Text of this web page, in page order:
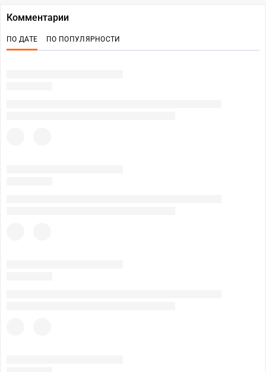
Комментарии
ПО ДАТЕ ПО ПОПУЛЯРНОСТИ